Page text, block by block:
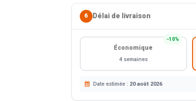
6 Délai de livraison
−10%
Économique
4 semaines
Date estimée : 20 août 2026